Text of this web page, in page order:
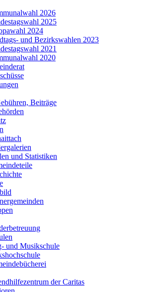
2026
2025
2024
und Bezirkswahlen 2023
2021
2020
Beiträge
und Statistiken
und Musikschule
der Caritas